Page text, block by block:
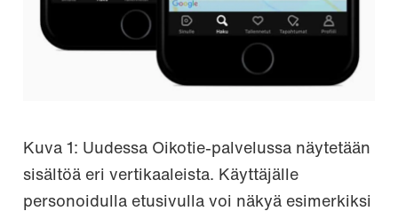
Kuva 1: Uudessa Oikotie-palvelussa näytetään
sisältöä eri vertikaaleista. Käyttäjälle
personoidulla etusivulla voi näkyä esimerkiksi